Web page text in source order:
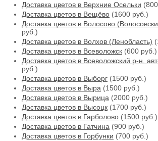
Доставка цветов в Верхние Осельки
Доставка цветов в Вещёво (1600 руб.)
Доставка цветов в Волосово
руб.)
Доставка цветов в Волхов (Ленобласть)
Доставка цветов в Всеволожск (600 руб.)
Доставка цветов в Всеволожский р-н,
руб.)
Доставка цветов в Выборг (1500 руб.)
Доставка цветов в Выра (1500 руб.)
Доставка цветов в Вырица (2000 руб.)
Доставка цветов в Высоцк (1700 руб.)
Доставка цветов в Гарболово (1500 руб.)
Доставка цветов в Гатчина (900 руб.)
Доставка цветов в Горбунки (700 руб.)